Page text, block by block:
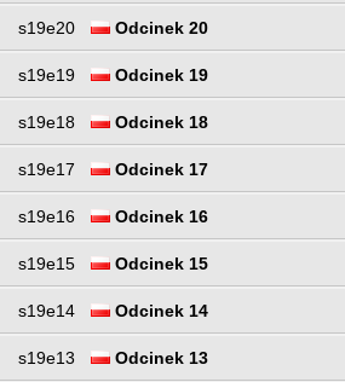
s19e20 Odcinek 20
s19e19 Odcinek 19
s19e18 Odcinek 18
s19e17 Odcinek 17
s19e16 Odcinek 16
s19e15 Odcinek 15
s19e14 Odcinek 14
s19e13 Odcinek 13